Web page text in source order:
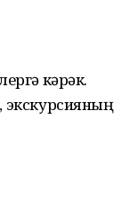
кәрәк.
экскурсияның